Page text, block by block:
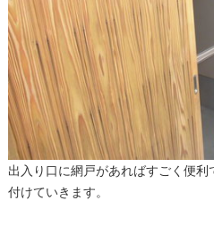
出入り口に網戸があればすごく便利
付けていきます。